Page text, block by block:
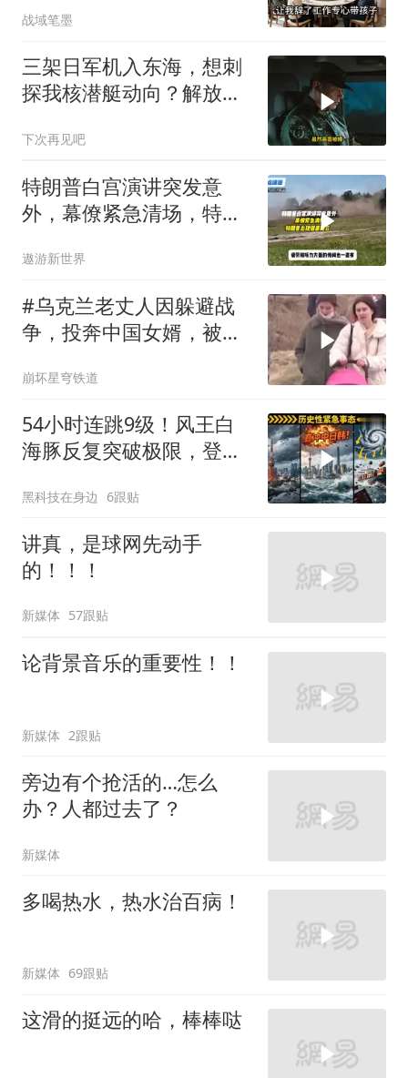
战域笔墨
三架日军机入东海，想刺
探我核潜艇动向？解放军
下次再见吧
特朗普白宫演讲突发意
外，幕僚紧急清场，特朗
遨游新世界
#乌克兰老丈人因躲避战
争，投奔中国女婿，被眼
崩坏星穹铁道
54小时连跳9级！风王白
海豚反复突破极限，登陆
黑科技在身边 6跟贴
讲真，是球网先动手
的！！！
新媒体 57跟贴
论背景音乐的重要性！！
新媒体 2跟贴
旁边有个抢活的…怎么
办？人都过去了？
新媒体
多喝热水，热水治百病！
新媒体 69跟贴
这滑的挺远的哈，棒棒哒